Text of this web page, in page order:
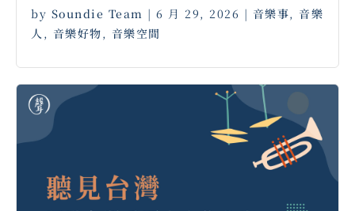
by Soundie Team | 6 月 29, 2026 | 音樂事, 音樂
人 , 音樂好物, 音樂空間